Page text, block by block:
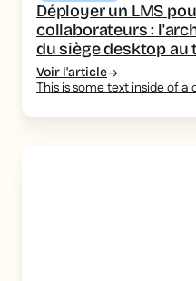
Déployer un LMS
collaborateurs :
du siège desktop au
Voir l'article
This is some text inside of a